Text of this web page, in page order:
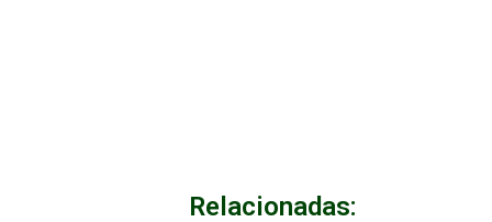
Relacionadas: